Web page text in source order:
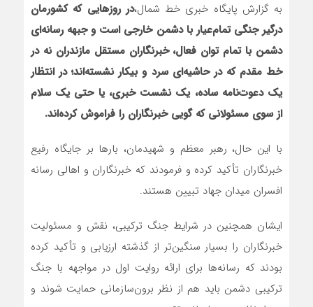
به گزارش پایگاه خبری خط شمال،در روزهایی که کشورمان
درگیر جنگی تمام‌عیار با دشمن خارجی است و جبهه رسانه‌ای
دشمن با تمام توان فعال، خبرنگاران مستقل مازندران نه در
خط مقدم که در حاشیه‌ای سرد و بیکار نشسته‌اند؛ در انتظار
یک دعوت‌نامه ساده، یک نشست خبری، یا حتی یک سلام
از سوی مسئولانی که گویی خبرنگاران را فراموش کرده‌اند.
با این حال، رهبر معظم و شهیدمان، بارها بر جایگاه رفیع
خبرنگاران تأکید کرده و فرمودند که خبرنگاران و اهالی رسانه
افسران میدان جهاد تبیین هستند.
ایشان همچنین در شرایط جنگ ترکیبی، نقش و مسئولیت
خبرنگاران را بسیار سنگین‌تر از گذشته ارزیابی و تأکید کرده
بودند که رسانه‌ها برای ارائه روایت اول در مواجهه با جنگ
ترکیبی دشمن باید هم از نظر برون‌سازمانی حمایت شوند و